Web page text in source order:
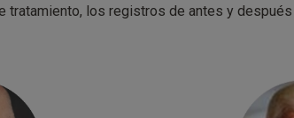
tratamiento, los registros de antes y